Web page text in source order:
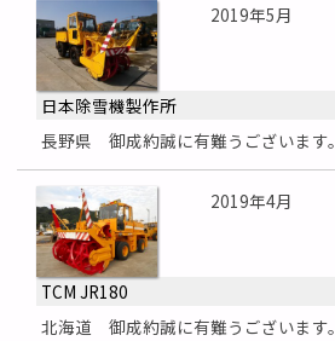
2019年5月
日本除雪機製作所
長野県 御成約誠に有難うございます。
2019年4月
TCM JR180
北海道 御成約誠に有難うございます。